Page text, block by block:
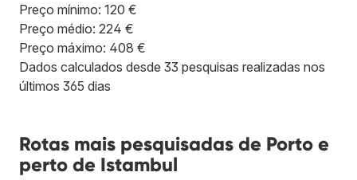
Preço mínimo: 120 €
Preço médio: 224 €
Preço máximo: 408 €
Dados calculados desde 33 pesquisas realizadas nos
últimos 365 dias
Rotas mais pesquisadas de Porto e
perto de Istambul